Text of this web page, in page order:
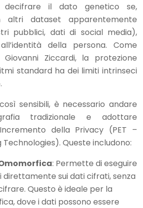
il dato genetico se,
altri dataset apparentemente
pubblici, dati di social media),
della persona. Come
Ziccardi, la protezione
standard ha dei limiti intrinseci
sensibili, è necessario andare
tradizionale e adottare
della Privacy (PET –
Queste includono:
: Permette di eseguire
direttamente sui dati cifrati, senza
Questo è ideale per la
dove i dati possono essere